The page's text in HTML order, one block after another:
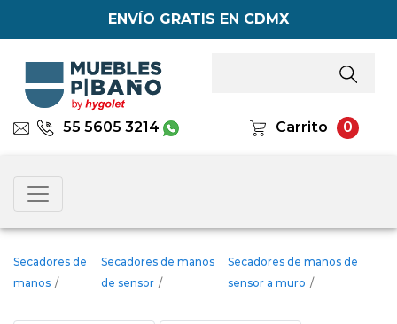
ENVÍO GRATIS EN CDMX
55 5605 3214 Carrito 0
Secadores de
manos /
Secadores de manos
de sensor /
Secadores de manos de
sensor a muro /